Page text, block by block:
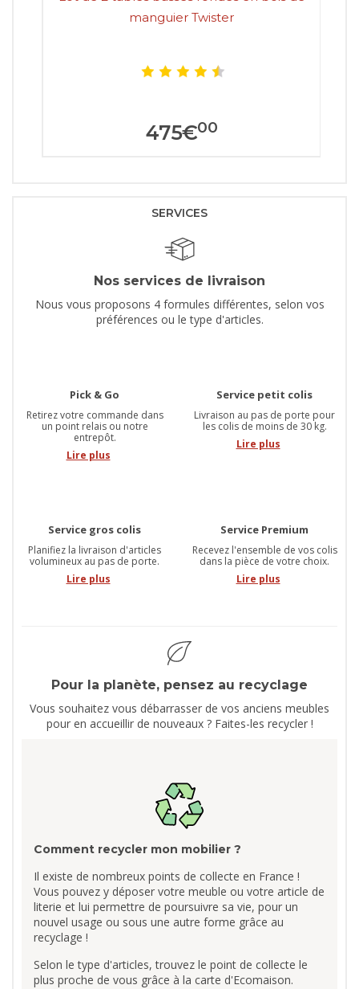
manguier Twister
475€00
SERVICES
Nos services de livraison
Nous vous proposons 4 formules différentes, selon vos
préférences ou le type d'articles.
Pick & Go
Retirez votre commande dans
un point relais ou notre
entrepôt.
Lire plus
Service petit colis
Livraison au pas de porte pour
les colis de moins de 30 kg.
Lire plus
Service gros colis
Planifiez la livraison d'articles
volumineux au pas de porte.
Lire plus
Service Premium
Recevez l'ensemble de vos colis
dans la pièce de votre choix.
Lire plus
Pour la planète, pensez au recyclage
Vous souhaitez vous débarrasser de vos anciens meubles
pour en accueillir de nouveaux ? Faites-les recycler !
Comment recycler mon mobilier ?
Il existe de nombreux points de collecte en France !
Vous pouvez y déposer votre meuble ou votre article de
literie et lui permettre de poursuivre sa vie, pour un
nouvel usage ou sous une autre forme grâce au
recyclage !
Selon le type d'articles, trouvez le point de collecte le
plus proche de vous grâce à la carte d'Ecomaison.